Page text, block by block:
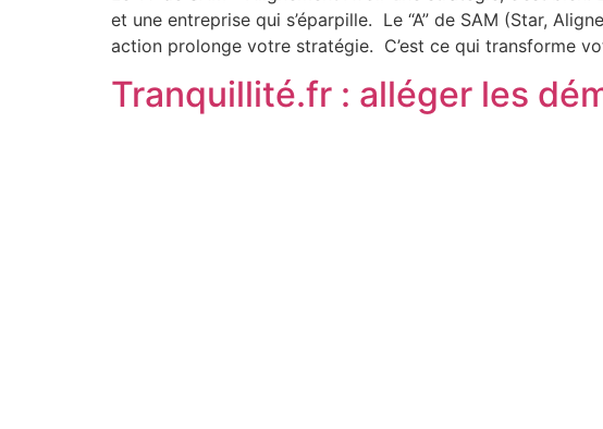
et une entreprise qui s’éparpille. Le “A” de SAM (Star,
action prolonge votre stratégie. C’est ce qui transforme
Tranquillité.fr : alléger les